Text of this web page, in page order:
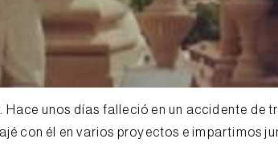
Hace unos días falleció en un accidente de
con él en varios proyectos e impartimos